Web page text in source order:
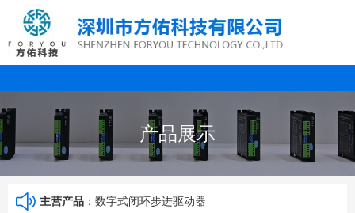
产品展示
主营产品 ：数字式闭环步进驱动器